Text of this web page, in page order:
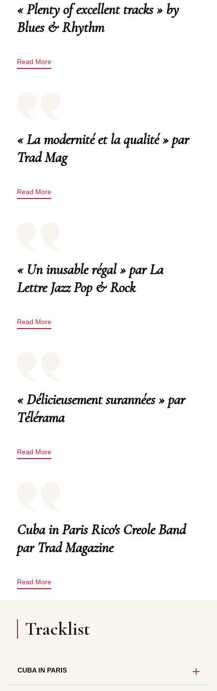
« Plenty of excellent tracks » by
Blues & Rhythm
Read More
« La modernité et la qualité » par
Trad Mag
Read More
« Un inusable régal » par La
Lettre Jazz Pop & Rock
Read More
« Délicieusement surannées » par
Télérama
Read More
Cuba in Paris Rico's Creole Band
par Trad Magazine
Read More
Tracklist
CUBA IN PARIS